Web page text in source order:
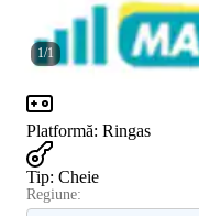
1/1
Platformă: Ringas
Tip: Cheie
Regiune: